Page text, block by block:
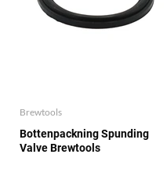
Brewtools
Bottenpackning Spunding
Valve Brewtools